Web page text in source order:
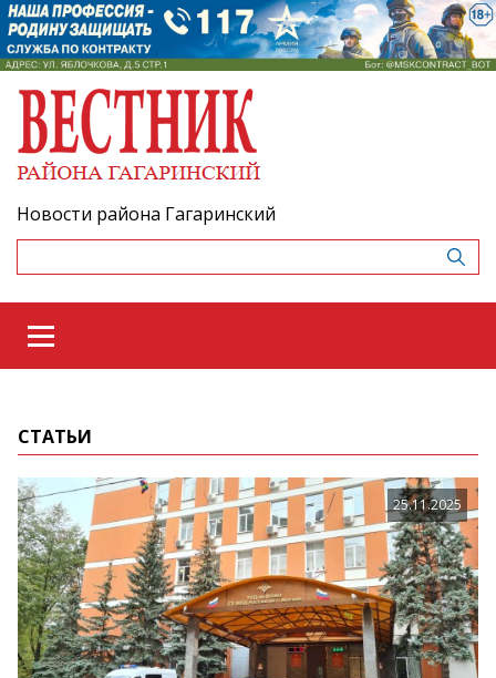
Новости района Гагаринский
СТАТЬИ
25.11.2025